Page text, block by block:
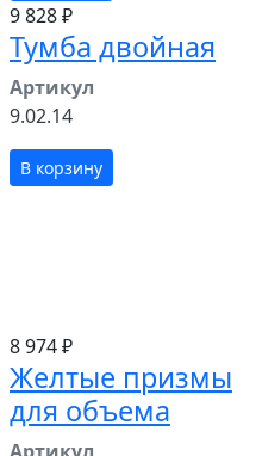
9 828 ₽
Тумба двойная
Артикул
9.02.14
В корзину
8 974 ₽
Желтые призмы
для объема